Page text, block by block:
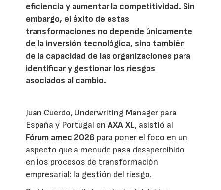
eficiencia y aumentar la competitividad. Sin
embargo, el éxito de estas
transformaciones no depende únicamente
de la inversión tecnológica, sino también
de la capacidad de las organizaciones para
identificar y gestionar los riesgos
asociados al cambio.
Juan Cuerdo, Underwriting Manager para
España y Portugal enAXA XL, asistió al
Fórum amec 2026 para poner el foco en un
aspecto que a menudo pasa desapercibido
en los procesos de transformación
empresarial: la gestión del riesgo.